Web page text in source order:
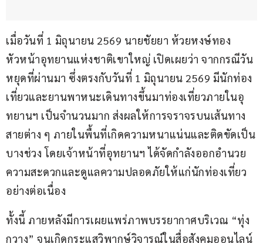
เมื่อวันที่ 1 มิถุนายน 2569 นายชัยยา ห้วยหงษ์ทอง
หัวหน้าอุทยานแห่งชาติเขาใหญ่ เปิดเผยว่า จากกรณีวัน
หยุดที่ผ่านมา ซึ่งตรงกับวันที่ 1 มิถุนายน 2569 มีนักท่อง
เที่ยวและยานพาหนะเดินทางขึ้นมาท่องเที่ยวภายในอุ
ทยานฯ เป็นจำนวนมาก ส่งผลให้การจราจรบนเส้นทาง
สายต่าง ๆ ภายในพื้นที่เกิดความหนาแน่นและติดขัดเป็น
บางช่วง โดยเจ้าหน้าที่อุทยานฯ ได้จัดกำลังออกอำนวย
ความสะดวกและดูแลความปลอดภัยให้แก่นักท่องเที่ยว
อย่างต่อเนื่อง
ทั้งนี้ ภายหลังมีการเผยแพร่ภาพบรรยากาศบริเวณ “ทุ่ง
กวาง” จนเกิดกระแสวิพากษ์วิจารณ์ในสื่อสังคมออนไลน์